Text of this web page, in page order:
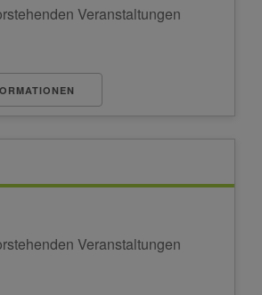
Veranstaltungen
Veranstaltungen